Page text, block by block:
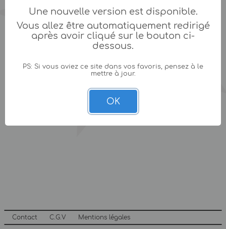
Contact C.G.V Mentions légales
Une nouvelle version est disponible.
Vous allez être automatiquement redirigé
après avoir cliqué sur le bouton ci-
dessous.
PS: Si vous aviez ce site dans vos favoris, pensez à le
mettre à jour.
OK